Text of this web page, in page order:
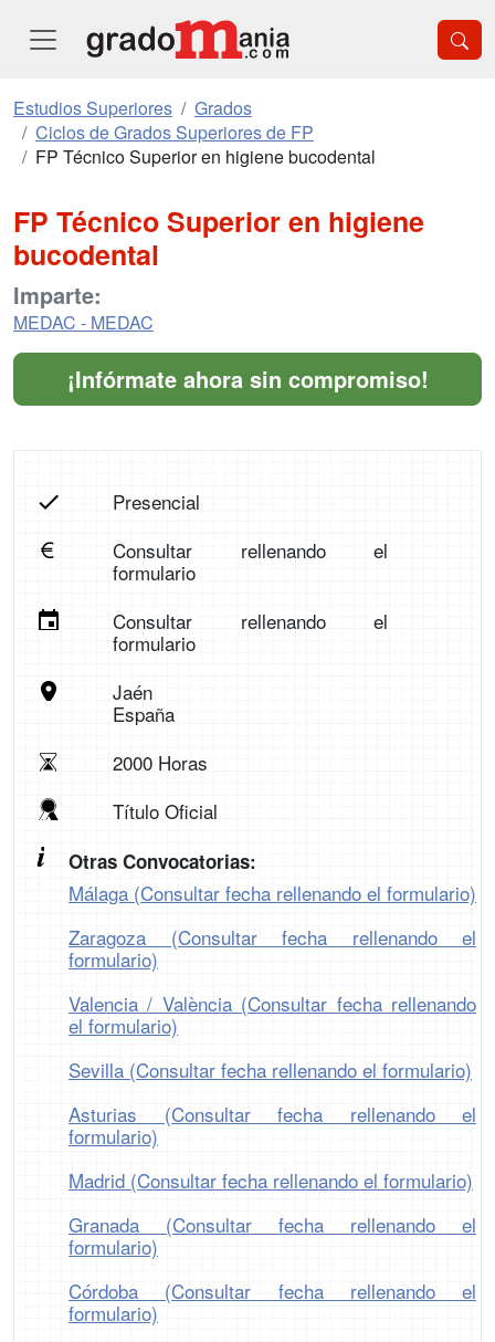
Estudios Superiores
Grados
Ciclos de Grados Superiores de FP
FP Técnico Superior en higiene bucodental
FP Técnico Superior en higiene
bucodental
Imparte:
MEDAC - MEDAC
¡Infórmate ahora sin compromiso!
Presencial
Consultar rellenando el
formulario
Consultar rellenando el
formulario
Jaén
España
2000 Horas
Título Oficial
Otras Convocatorias:
Málaga (Consultar fecha rellenando el formulario)
Zaragoza (Consultar fecha rellenando el
formulario)
Valencia / València (Consultar fecha rellenando
el formulario)
Sevilla (Consultar fecha rellenando el formulario)
Asturias (Consultar fecha rellenando el
formulario)
Madrid (Consultar fecha rellenando el formulario)
Granada (Consultar fecha rellenando el
formulario)
Córdoba (Consultar fecha rellenando el
formulario)